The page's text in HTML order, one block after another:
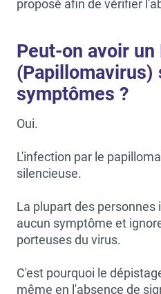
proposé afin de vérifier
Peut-on avoir un
(Papillomavirus)
symptômes ?
Oui.
L'infection par le
silencieuse.
La plupart des
aucun symptôme et
porteuses du virus.
C'est pourquoi le
même en l'absence de